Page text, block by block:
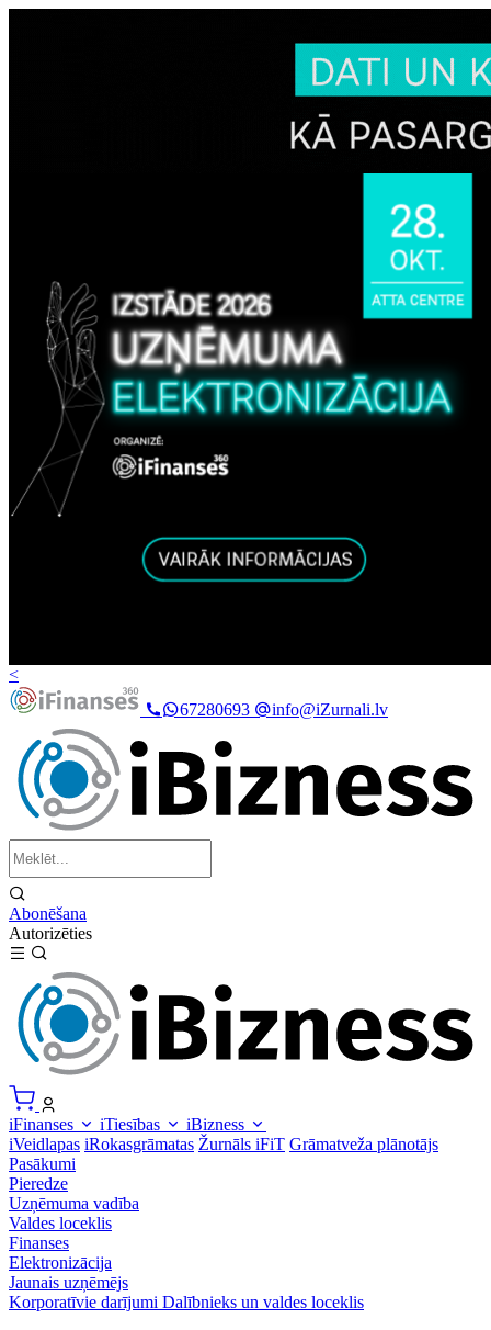
<
67280693
info@iZurnali.lv
Abonēšana
Autorizēties
iFinanses iTiesības
iBizness
iVeidlapas iRokasgrāmatas Žurnāls iFiT Grāmatveža plānotājs
Pasākumi
Pieredze
Uzņēmuma vadība
Valdes loceklis
Finanses
Elektronizācija
Jaunais uzņēmējs
Korporatīvie darījumi Dalībnieks un valdes loceklis